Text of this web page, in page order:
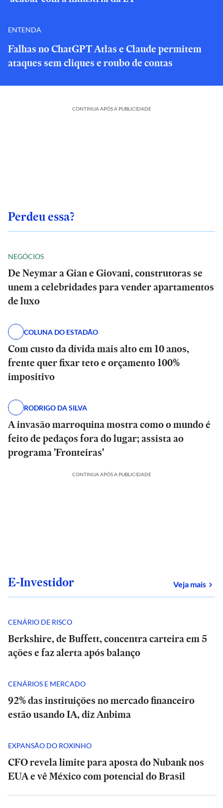
ENTENDA
Falhas no ChatGPT Atlas e Claude permitem
ataques sem cliques e roubo de contas
CONTINUA APÓS A PUBLICIDADE
Perdeu essa?
NEGÓCIOS
De Neymar a Gian e Giovani, construtoras se
unem a celebridades para vender apartamentos
de luxo
COLUNA DO ESTADÃO
Com custo da dívida mais alto em 10 anos,
frente quer fixar teto e orçamento 100%
impositivo
RODRIGO DA SILVA
A invasão marroquina mostra como o mundo é
feito de pedaços fora do lugar; assista ao
programa 'Fronteiras'
CONTINUA APÓS A PUBLICIDADE
E-Investidor Veja mais
CENÁRIO DE RISCO
Berkshire, de Buffett, concentra carteira em 5
ações e faz alerta após balanço
CENÁRIOS E MERCADO
92% das instituições no mercado financeiro
estão usando IA, diz Anbima
EXPANSÃO DO ROXINHO
CFO revela limite para aposta do Nubank nos
EUA e vê México com potencial do Brasil